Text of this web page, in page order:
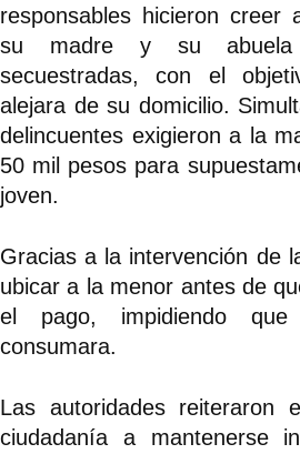
responsables hicieron creer
su madre y su abuela
secuestradas, con el
alejara de su domicilio.
delincuentes exigieron a la
50 mil pesos para
joven.
Gracias a la intervención de
ubicar a la menor antes de
el pago, impidiendo
consumara.
Las autoridades reiteraron
ciudadanía a mantenerse